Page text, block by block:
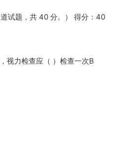
试题，共 40 分。） 得分：40
视力检查应（ ）检查一次B